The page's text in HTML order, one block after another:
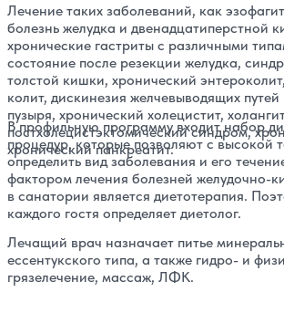
Лечение таких заболеваний, как
болезнь желудка и двенадцатиперстной
хронические гастриты с различными
состояние после резекции желудка,
толстой кишки, хронический
колит, дискинезия желчевыводящих
пузыря, хронический холецистит,
постхолецистэктомический синдром,
хронический панкреатит.
В профильную программу входит набор
процедур, которые позволяют с высокой
определить вид заболевания и его
фактором лечения болезней желудочно-
в санатории является диетотерапия.
каждого гостя определяет диетолог.
Лечащий врач назначает питье
ессентукского типа, а также гидро- и
грязелечение, массаж, ЛФК.